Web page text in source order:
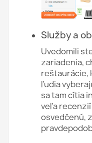
Služby a
Uvedomili
zariadenia,
reštaurácie,
ľudia
sa tam cítia
veľa recenzií
osvedčenú,